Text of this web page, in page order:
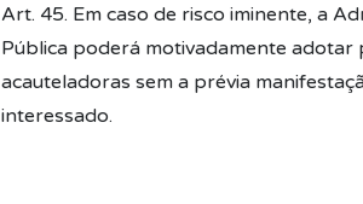
Art. 45. Em caso de risco iminente, a
Pública poderá motivadamente adotar
acauteladoras sem a prévia
interessado.